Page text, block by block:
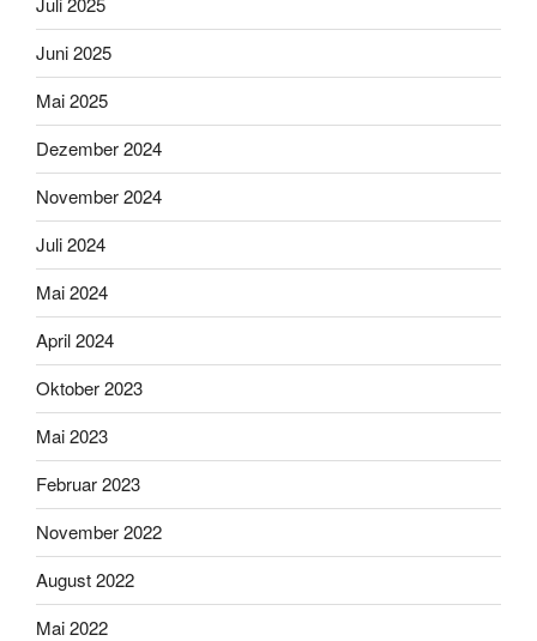
Juni 2025
Mai 2025
Dezember 2024
November 2024
Juli 2024
Mai 2024
April 2024
Oktober 2023
Mai 2023
Februar 2023
November 2022
August 2022
Mai 2022